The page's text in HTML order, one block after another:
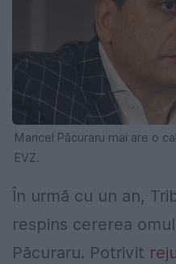
Maricel Păcuraru mai are o
EVZ.
În urmă cu un an,
respins cererea
Păcuraru. Potrivit